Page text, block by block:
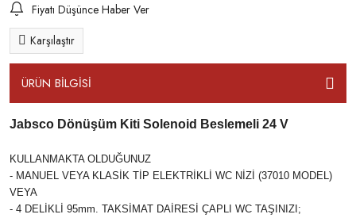
Fiyatı Düşünce Haber Ver
Karşılaştır
ÜRÜN BİLGİSİ
Jabsco Dönüşüm Kiti Solenoid Beslemeli 24 V
KULLANMAKTA OLDUĞUNUZ
- MANUEL VEYA KLASİK TİP ELEKTRİKLİ WC NİZİ (37010 MODEL)
VEYA
- 4 DELİKLİ 95mm. TAKSİMAT DAİRESİ ÇAPLI WC TAŞINIZI;